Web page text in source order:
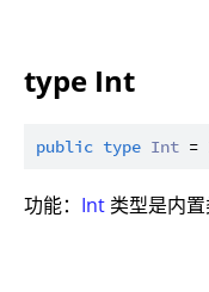
type Int
public type Int =
功能： Int 类型是内